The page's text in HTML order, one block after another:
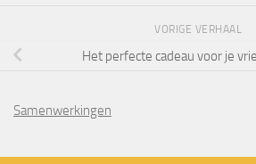
VORIGE VERHAAL
Het perfecte cadeau voor je
Samenwerkingen